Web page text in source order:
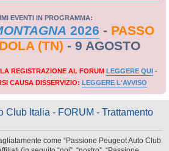
EVENTI IN PROGRAMMA:
2026 - PASSO
(TN) - 9 AGOSTO
REGISTRAZIONE AL FORUM LEGGERE QUI -
CAUSA DISSERVIZIO: LEGGERE L'AVVISO
Club Italia - FORUM - Trattamento
come “Passione Peugeot Auto Club